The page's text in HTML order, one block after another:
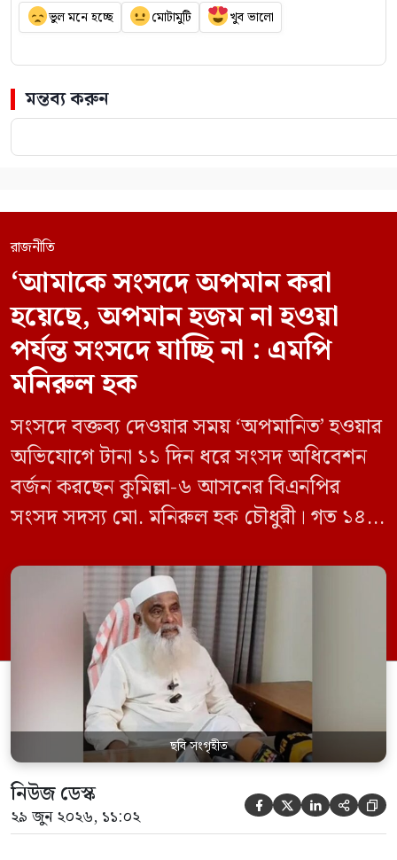
ভুল মনে হচ্ছে মোটামুটি খুব ভালো
মন্তব্য করুন
রাজনীতি
‘আমাকে সংসদে অপমান করা
হয়েছে, অপমান হজম না হওয়া
পর্যন্ত সংসদে যাচ্ছি না : এমপি
মনিরুল হক
সংসদে বক্তব্য দেওয়ার সময় ‘অপমানিত’ হওয়ার
অভিযোগে টানা ১১ দিন ধরে সংসদ অধিবেশন
বর্জন করছেন কুমিল্লা-৬ আসনের বিএনপির
সংসদ সদস্য মো. মনিরুল হক চৌধুরী। গত ১৪
রুলিং ও সিদ্ধান্তের প্রতিবাদে ১৫ থেকে ২৫ জুন
পর্যন্ত তিনি সংসদে যাননি। মনিরুল হক চৌধুরী
বলেন, ‘আমাকে সংসদে অপমান করা হয়েছে।
স্পিকার ফোন […]
ছবি সংগৃহীত
নিউজ ডেস্ক
২৯ জুন ২০২৬, ১১:০২     